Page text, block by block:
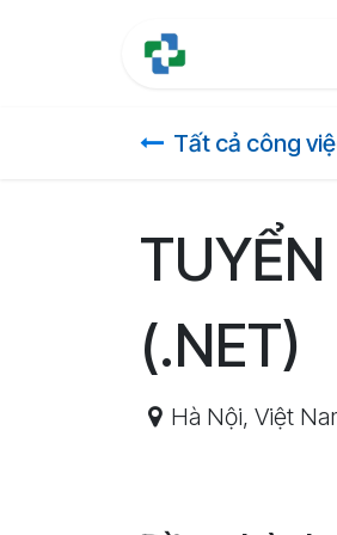
Tất cả công
(.NET)
Hà Nội, Việt